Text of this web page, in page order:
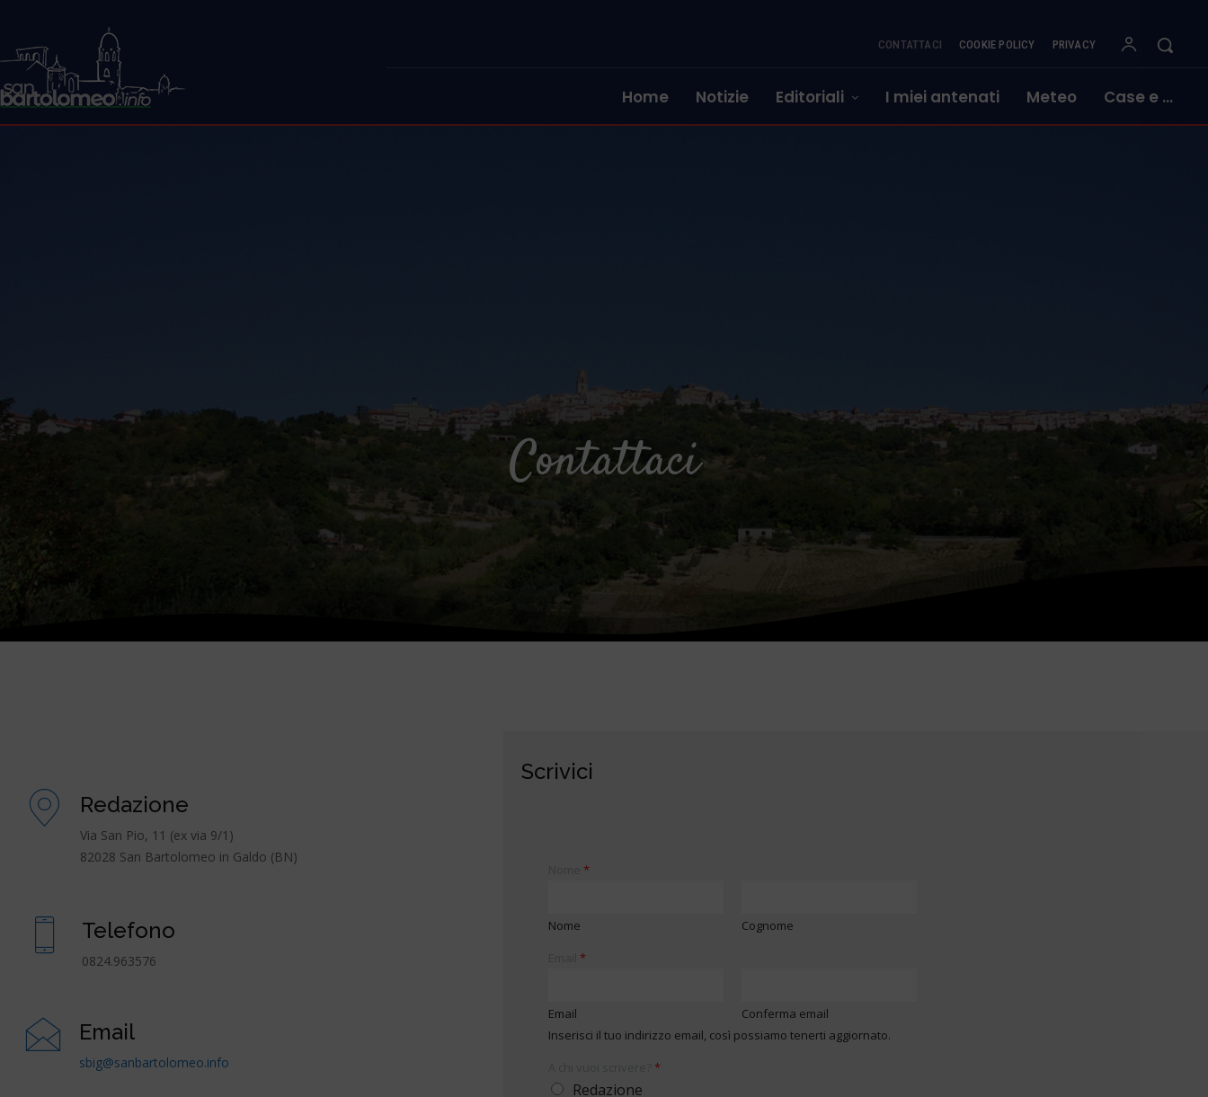
CONTATTACI COOKIE POLICY PRIVACY
Home Notizie Editoriali I miei antenati Meteo Case e …
Contattaci
Redazione
Via San Pio, 11 (ex via 9/1)
82028 San Bartolomeo in Galdo (BN)
Telefono
0824.963576
Email
sbig@sanbartolomeo.info
Scrivici
*
Nome
Cognome
*
Email
Conferma email
Inserisci il tuo indirizzo email, così possiamo tenerti aggiornato.
*
Redazione